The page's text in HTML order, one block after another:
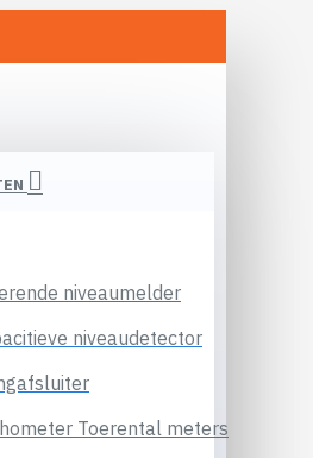
niveaumelder
niveaudetector
Toerental meters